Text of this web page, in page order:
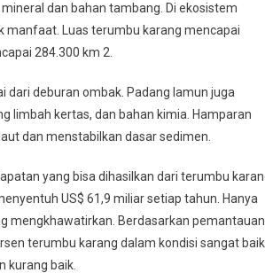
dan bahan tambang. Di ekosistem
manfaat. Luas terumbu karang mencapai
284.300 km 2.
deburan ombak. Padang lamun juga
limbah kertas, dan bahan kimia. Hamparan
dan menstabilkan dasar sedimen.
yang bisa dihasilkan dari terumbu
US$ 61,9 miliar setiap tahun. Hanya
mengkhawatirkan. Berdasarkan pemantauan
terumbu karang dalam kondisi sangat
kurang baik.